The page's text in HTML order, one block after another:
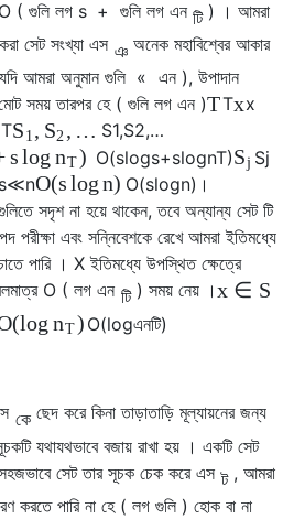
O ( গুলি লগ s + গুলি লগ এন টি)
। আমরা
সেট সংখ্যা এস ঞঅনেক মহাবিশ্বের আকার
আমরা অনুমান গুলি « এন), উপাদান
সময় তারপর হে ( গুলি লগ এন )TTxx
TS 1 , S2 , … S1,S2,…
s log nT) O(slogs+slognT)Sj Sj
s≪nO(slogn) O(slogn) ।
সদৃশ না হয়ে থাকেন, তবে অন্যান্য সেট টি
এবং সন্নিবেশকে রেখে আমরা ইতিমধ্যে
পারি । X ইতিমধ্যে উপস্থিত ক্ষেত্রে
O ( লগ এন টি) সময় নেয় । x ∈ S
(log nT) O(logএনটি)
কেছেদ করে কিনা তাড়াতাড়ি মূল্যায়নের জন্য
যথাযথভাবে বজায় রাখা হয় । একটি সেট
সেট তার সূচক চেক করেএস ট, আমরা
করতে পারি না হে ( লগ গুলি ) হোক বা না